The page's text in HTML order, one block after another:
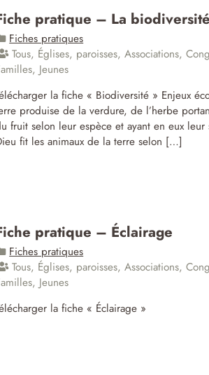
pratique – La
Fiches pratiques
Tous, Églises, paroisses, Associations,
, Jeunes
la fiche « Biodiversité » Enjeux
produise de la verdure, de l’herbe
fruit selon leur espèce et ayant en eux
fit les animaux de la terre selon […]
pratique – Éclairage
Fiches pratiques
Tous, Églises, paroisses, Associations,
, Jeunes
la fiche « Éclairage »